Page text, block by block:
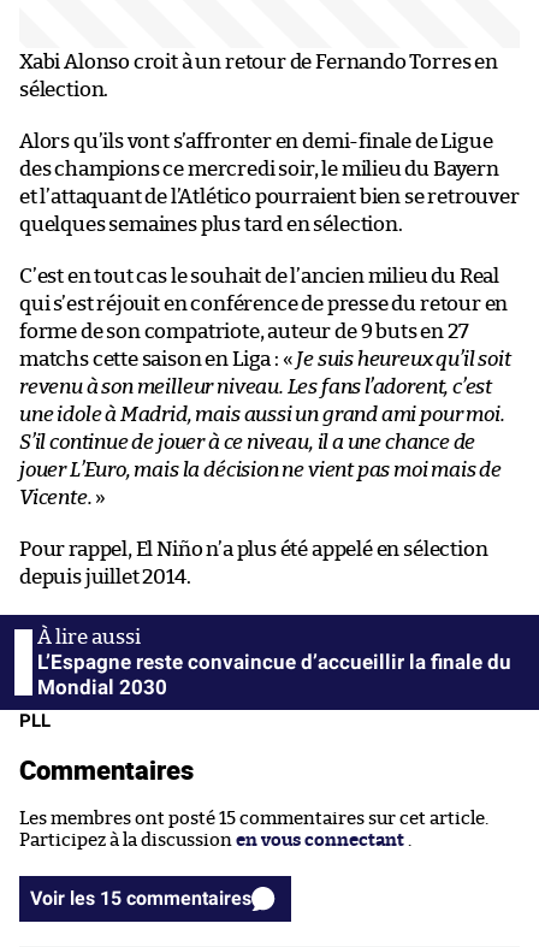
Xabi Alonso croit à un retour de Fernando Torres en
sélection.
Alors qu’ils vont s’affronter en demi-finale de Ligue
des champions ce mercredi soir, le milieu du Bayern
et l’attaquant de l’Atlético pourraient bien se retrouver
quelques semaines plus tard en sélection.
C’est en tout cas le souhait de l’ancien milieu du Real
qui s’est réjouit en conférence de presse du retour en
forme de son compatriote, auteur de 9 buts en 27
matchs cette saison en Liga : « Je suis heureux qu’il soit
revenu à son meilleur niveau. Les fans l’adorent, c’est
une idole à Madrid, mais aussi un grand ami pour moi.
S’il continue de jouer à ce niveau, il a une chance de
jouer L’Euro, mais la décision ne vient pas moi mais de
Vicente. »
Pour rappel, El Niño n’a plus été appelé en sélection
depuis juillet 2014.
L’Espagne reste convaincue d’accueillir la finale du
Mondial 2030
PLL
Commentaires
Les membres ont posté 15 commentaires sur cet article.
Participez à la discussion en vous connectant
Voir les 15 commentaires